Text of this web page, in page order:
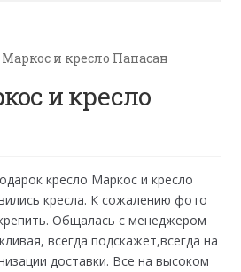
и кресло Папасан
и кресло
кресло Маркос и кресло
кресла. К сожалению фото
Общалась с менеджером
всегда подскажет,всегда на
доставки. Все на высоком